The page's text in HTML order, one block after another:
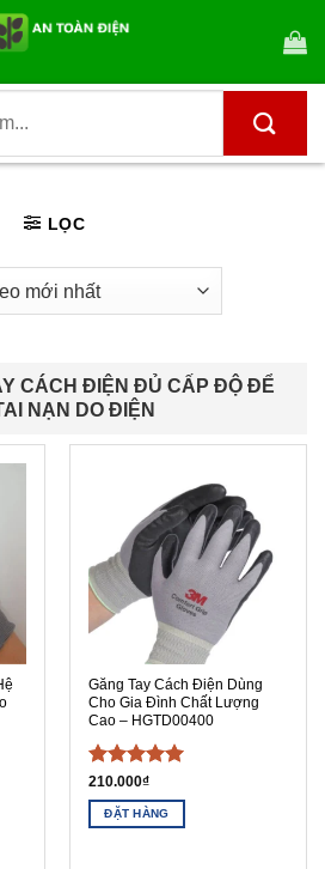
LỌC
CÁCH ĐIỆN ĐỦ CẤP ĐỘ ĐỂ
NẠN DO ĐIỆN
Găng Tay Cách Điện Dùng
Cho Gia Đình Chất Lượng
Cao – HGTD00400
Được xếp
hạng55
sao
210.000₫
ĐẶT HÀNG